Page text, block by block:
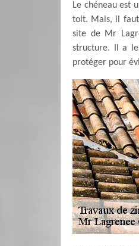
Le chéneau est
toit. Mais, il faut
site de Mr
structure. Il a
protéger pour